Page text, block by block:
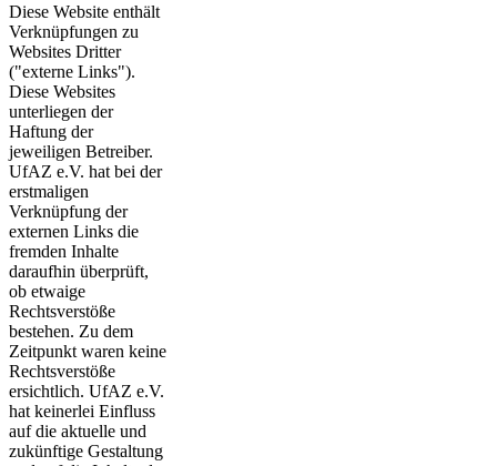
Diese Website enthält
Verknüpfungen zu
Websites Dritter
("externe Links").
Diese Websites
unterliegen der
Haftung der
jeweiligen Betreiber.
UfAZ e.V. hat bei der
erstmaligen
Verknüpfung der
externen Links die
fremden Inhalte
daraufhin überprüft,
ob etwaige
Rechtsverstöße
bestehen. Zu dem
Zeitpunkt waren keine
Rechtsverstöße
ersichtlich. UfAZ e.V.
hat keinerlei Einfluss
auf die aktuelle und
zukünftige Gestaltung